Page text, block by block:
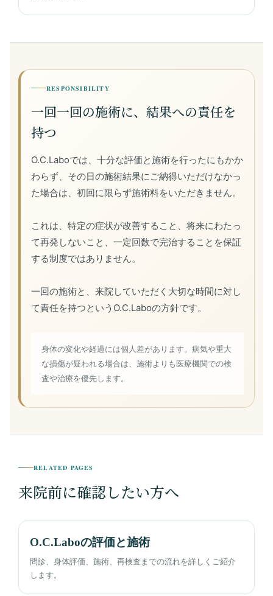
RESPONSIBILITY
一回一回の施術に、結果への責任を
持つ
O.C.Laboでは、十分な評価と施術を行ったにもかか
わらず、その日の施術結果にご納得いただけなかっ
た場合は、初回に限らず施術料をいただきません。
これは、特定の症状が改善すること、将来にわたっ
て再発しないこと、一定回数で完治することを保証
する制度ではありません。
一回の施術と、来院していただく大切な時間に対し
て責任を持つというO.C.Laboの方針です。
身体の変化や経過には個人差があります。病気や重大
な損傷が疑われる場合は、施術よりも医療機関での検
査や治療を優先します。
RELATED PAGES
来院前に確認したい方へ
O.C.Laboの評価と施術
問診、身体評価、施術、再検査までの流れを詳しくご紹介
します。